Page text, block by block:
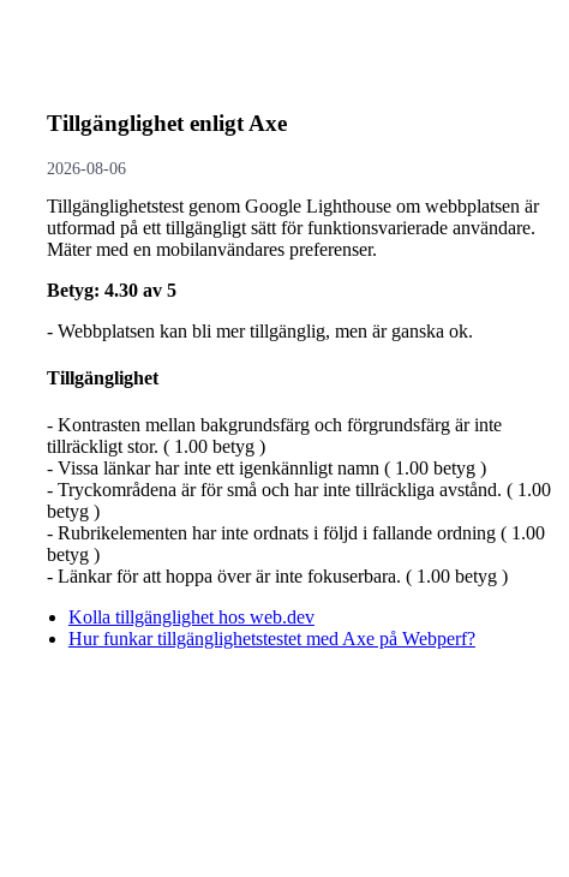
Tillgänglighet enligt Axe
2026-08-06
Tillgänglighetstest genom Google Lighthouse om webbplatsen är
utformad på ett tillgängligt sätt för funktionsvarierade användare.
Mäter med en mobil­användares preferenser.
Betyg: 4.30 av 5
- Webbplatsen kan bli mer tillgänglig, men är ganska ok.
Tillgänglighet
- Kontrasten mellan bakgrundsfärg och förgrundsfärg är inte
tillräckligt stor. ( 1.00 betyg )
- Vissa länkar har inte ett igenkännligt namn ( 1.00 betyg )
- Tryckområdena är för små och har inte tillräckliga avstånd. ( 1.00
betyg )
- Rubrikelementen har inte ordnats i följd i fallande ordning ( 1.00
betyg )
- Länkar för att hoppa över är inte fokuserbara. ( 1.00 betyg )
Kolla tillgänglighet hos web.dev
Hur funkar tillgänglighetstestet med Axe på Webperf?